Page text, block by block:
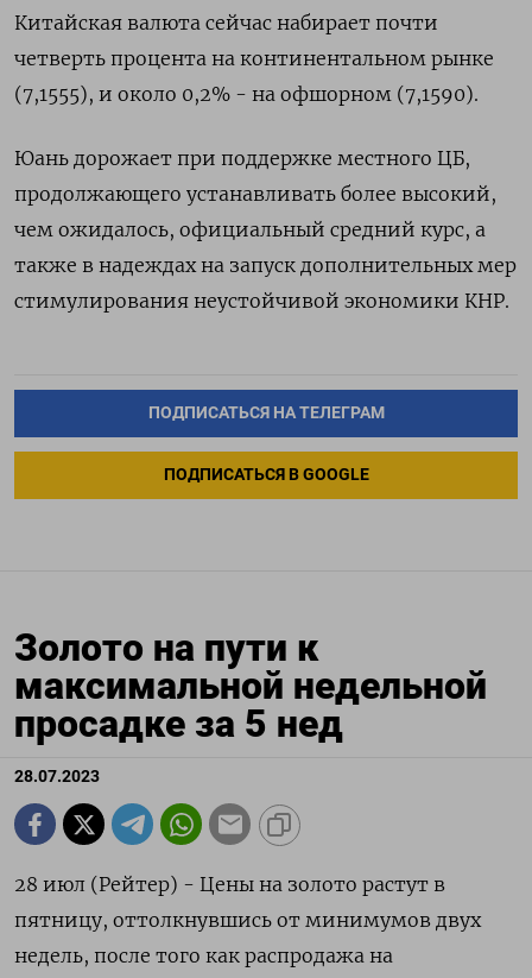
Китайская валюта сейчас набирает почти
четверть процента на континентальном рынке
(7,1555), и около 0,2% - на офшорном (7,1590).
Юань дорожает при поддержке местного ЦБ,
продолжающего устанавливать более высокий,
чем ожидалось, официальный средний курс, а
также в надеждах на запуск дополнительных мер
стимулирования неустойчивой экономики КНР.
ПОДПИСАТЬСЯ НА ТЕЛЕГРАМ
ПОДПИСАТЬСЯ В GOOGLE
Золото на пути к
максимальной недельной
просадке за 5 нед
28.07.2023
28 июл (Рейтер) - Цены на золото растут в
пятницу, оттолкнувшись от минимумов двух
недель, после того как распродажа на